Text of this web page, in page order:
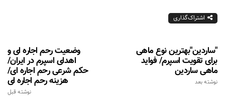
اشتراک‌گذاری
وضعیت رحم اجاره ای و
اهدای اسپرم در ایران/
حکم شرعی رحم اجاره ای/
هزینه رحم اجاره ای
نوشته قبل
"ساردین"بهترین نوع ماهی
برای تقویت اسپرم/ فواید
ماهی ساردین
نوشته بعد